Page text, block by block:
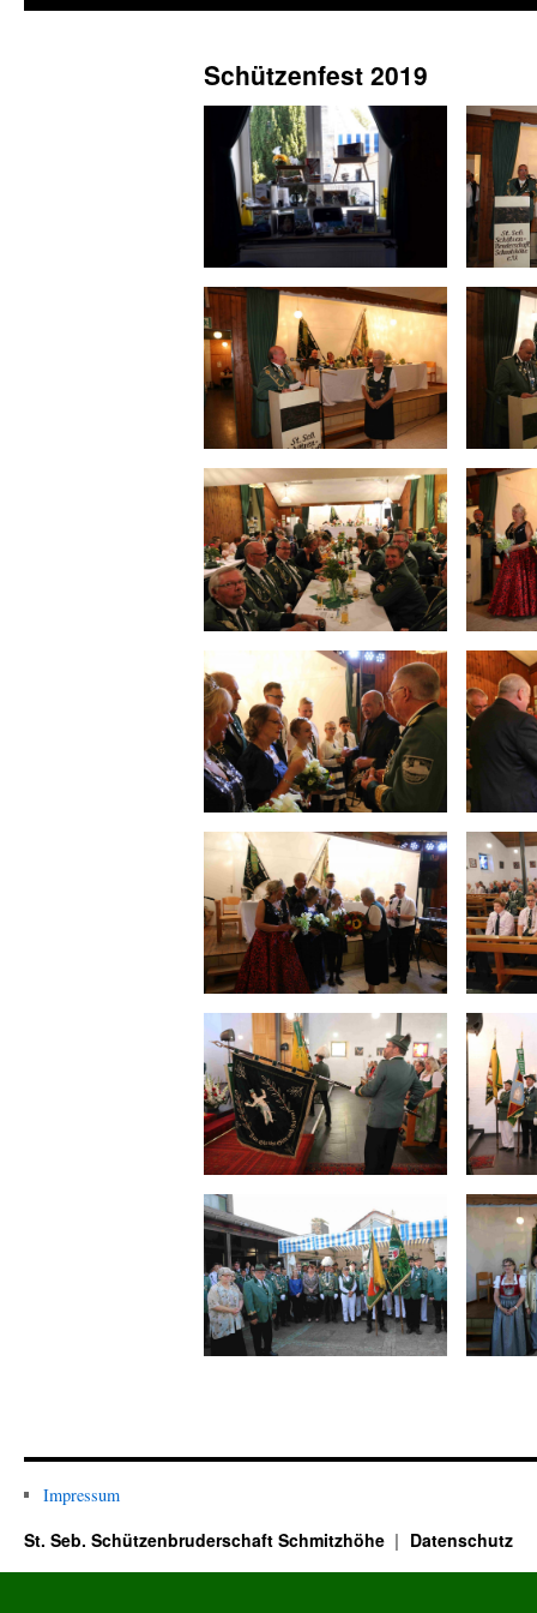
Schützenfest 2019
Impressum
St. Seb. Schützenbruderschaft Schmitzhöhe Datenschutz